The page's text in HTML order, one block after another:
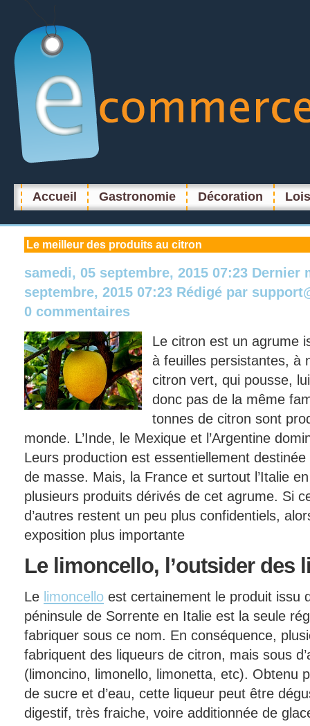
Accueil Gastronomie Décoration
Le meilleur des produits au citron
samedi, 05 septembre, 2015 07:23 Dernier
septembre, 2015 07:23 Rédigé par
0 commentaires
Le citron est un agrume
à feuilles persistantes, à
citron vert, qui pousse,
donc pas de la même
tonnes de citron sont
monde. L’Inde, le Mexique et l’Argentine
Leurs production est essentiellement destinée
de masse. Mais, la France et surtout l’Italie
plusieurs produits dérivés de cet agrume. Si
d’autres restent un peu plus confidentiels,
exposition plus importante
Lelimoncello, l’outsider des
Le limoncello est certainement le produit issu
péninsule de Sorrente en Italie est la seule
fabriquer sous ce nom. En conséquence,
fabriquent des liqueurs de citron, mais sous
(limoncino, limonello, limonetta, etc). Obtenu
de sucre et d’eau, cette liqueur peut être
digestif, très fraiche, voire additionnée de